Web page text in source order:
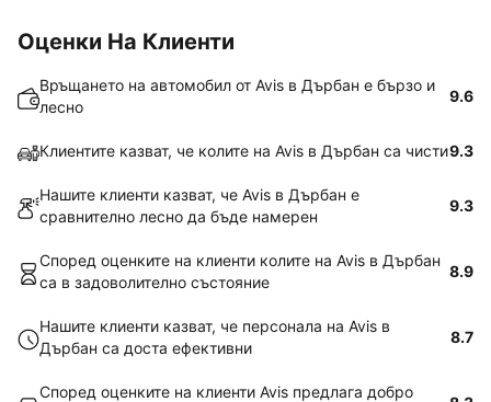
Оценки На Клиенти
Връщането на автомобил от Avis в Дърбан е бързо и
лесно
9.6
Клиентите казват, че колите на Avis в Дърбан са чисти9.3
Нашите клиенти казват, че Avis в Дърбан е
сравнително лесно да бъде намерен
9.3
Според оценките на клиенти колите на Avis в Дърбан
са в задоволително състояние
8.9
Нашите клиенти казват, че персонала на Avis в
Дърбан са доста ефективни
8.7
Според оценките на клиенти Avis предлага добро